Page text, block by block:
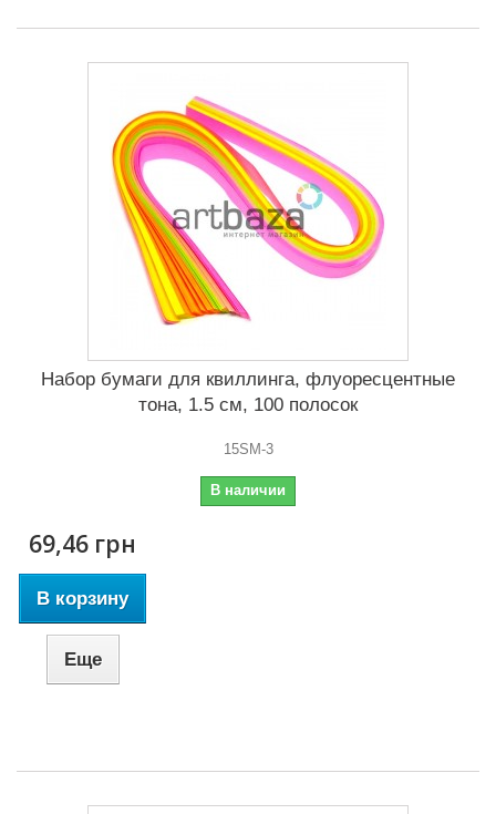
Набор бумаги для квиллинга, флуоресцентные
тона, 1.5 см, 100 полосок
15SM-3
В наличии
69,46 грн
В корзину
Еще